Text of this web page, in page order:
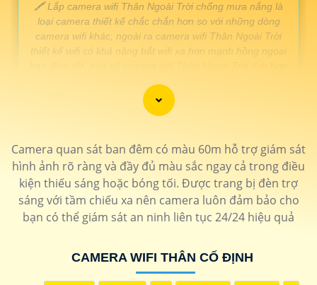
️🖍 Lắp camera wifi Thân Ngoài Trời chống mưa nắng là
loại camera thiết kế chắc chắn hơn so với những dòng
camera wifi khác, ngoài ra camera wifi Thân Ngoài Trời
thiết kế wifi có khả năng bắt wifi xa hơn mạnh hồng ngoại
LOẠI CAMERA WIFI NGOÀI TRỜI /td>
THÔNG TIN
💎 Lắp Camera Wifi Thân Ngoài Trời Sắt nét
1.200.000 VNĐ Báo động qua điện thoại hình ảnh full hd 1080p chắc chắn
IPC-F42P
1.400.000 VNĐ Hồng ngoại da độ phân giải 2.0MP góc nhìn rộng
2CV2021G2-IDW
Camera quan sát ban đêm có màu 60m hỗ trợ giám sát
hình ảnh rõ ràng và đầy đủ màu sắc ngay cả trong điều
kiện thiếu sáng hoặc bóng tối. Được trang bị đèn trợ
sáng với tầm chiếu xa nên camera luôn đảm bảo cho
bạn có thể giám sát an ninh liên tục 24/24 hiệu quả
CAMERA WIFI THÂN CỐ ĐỊNH